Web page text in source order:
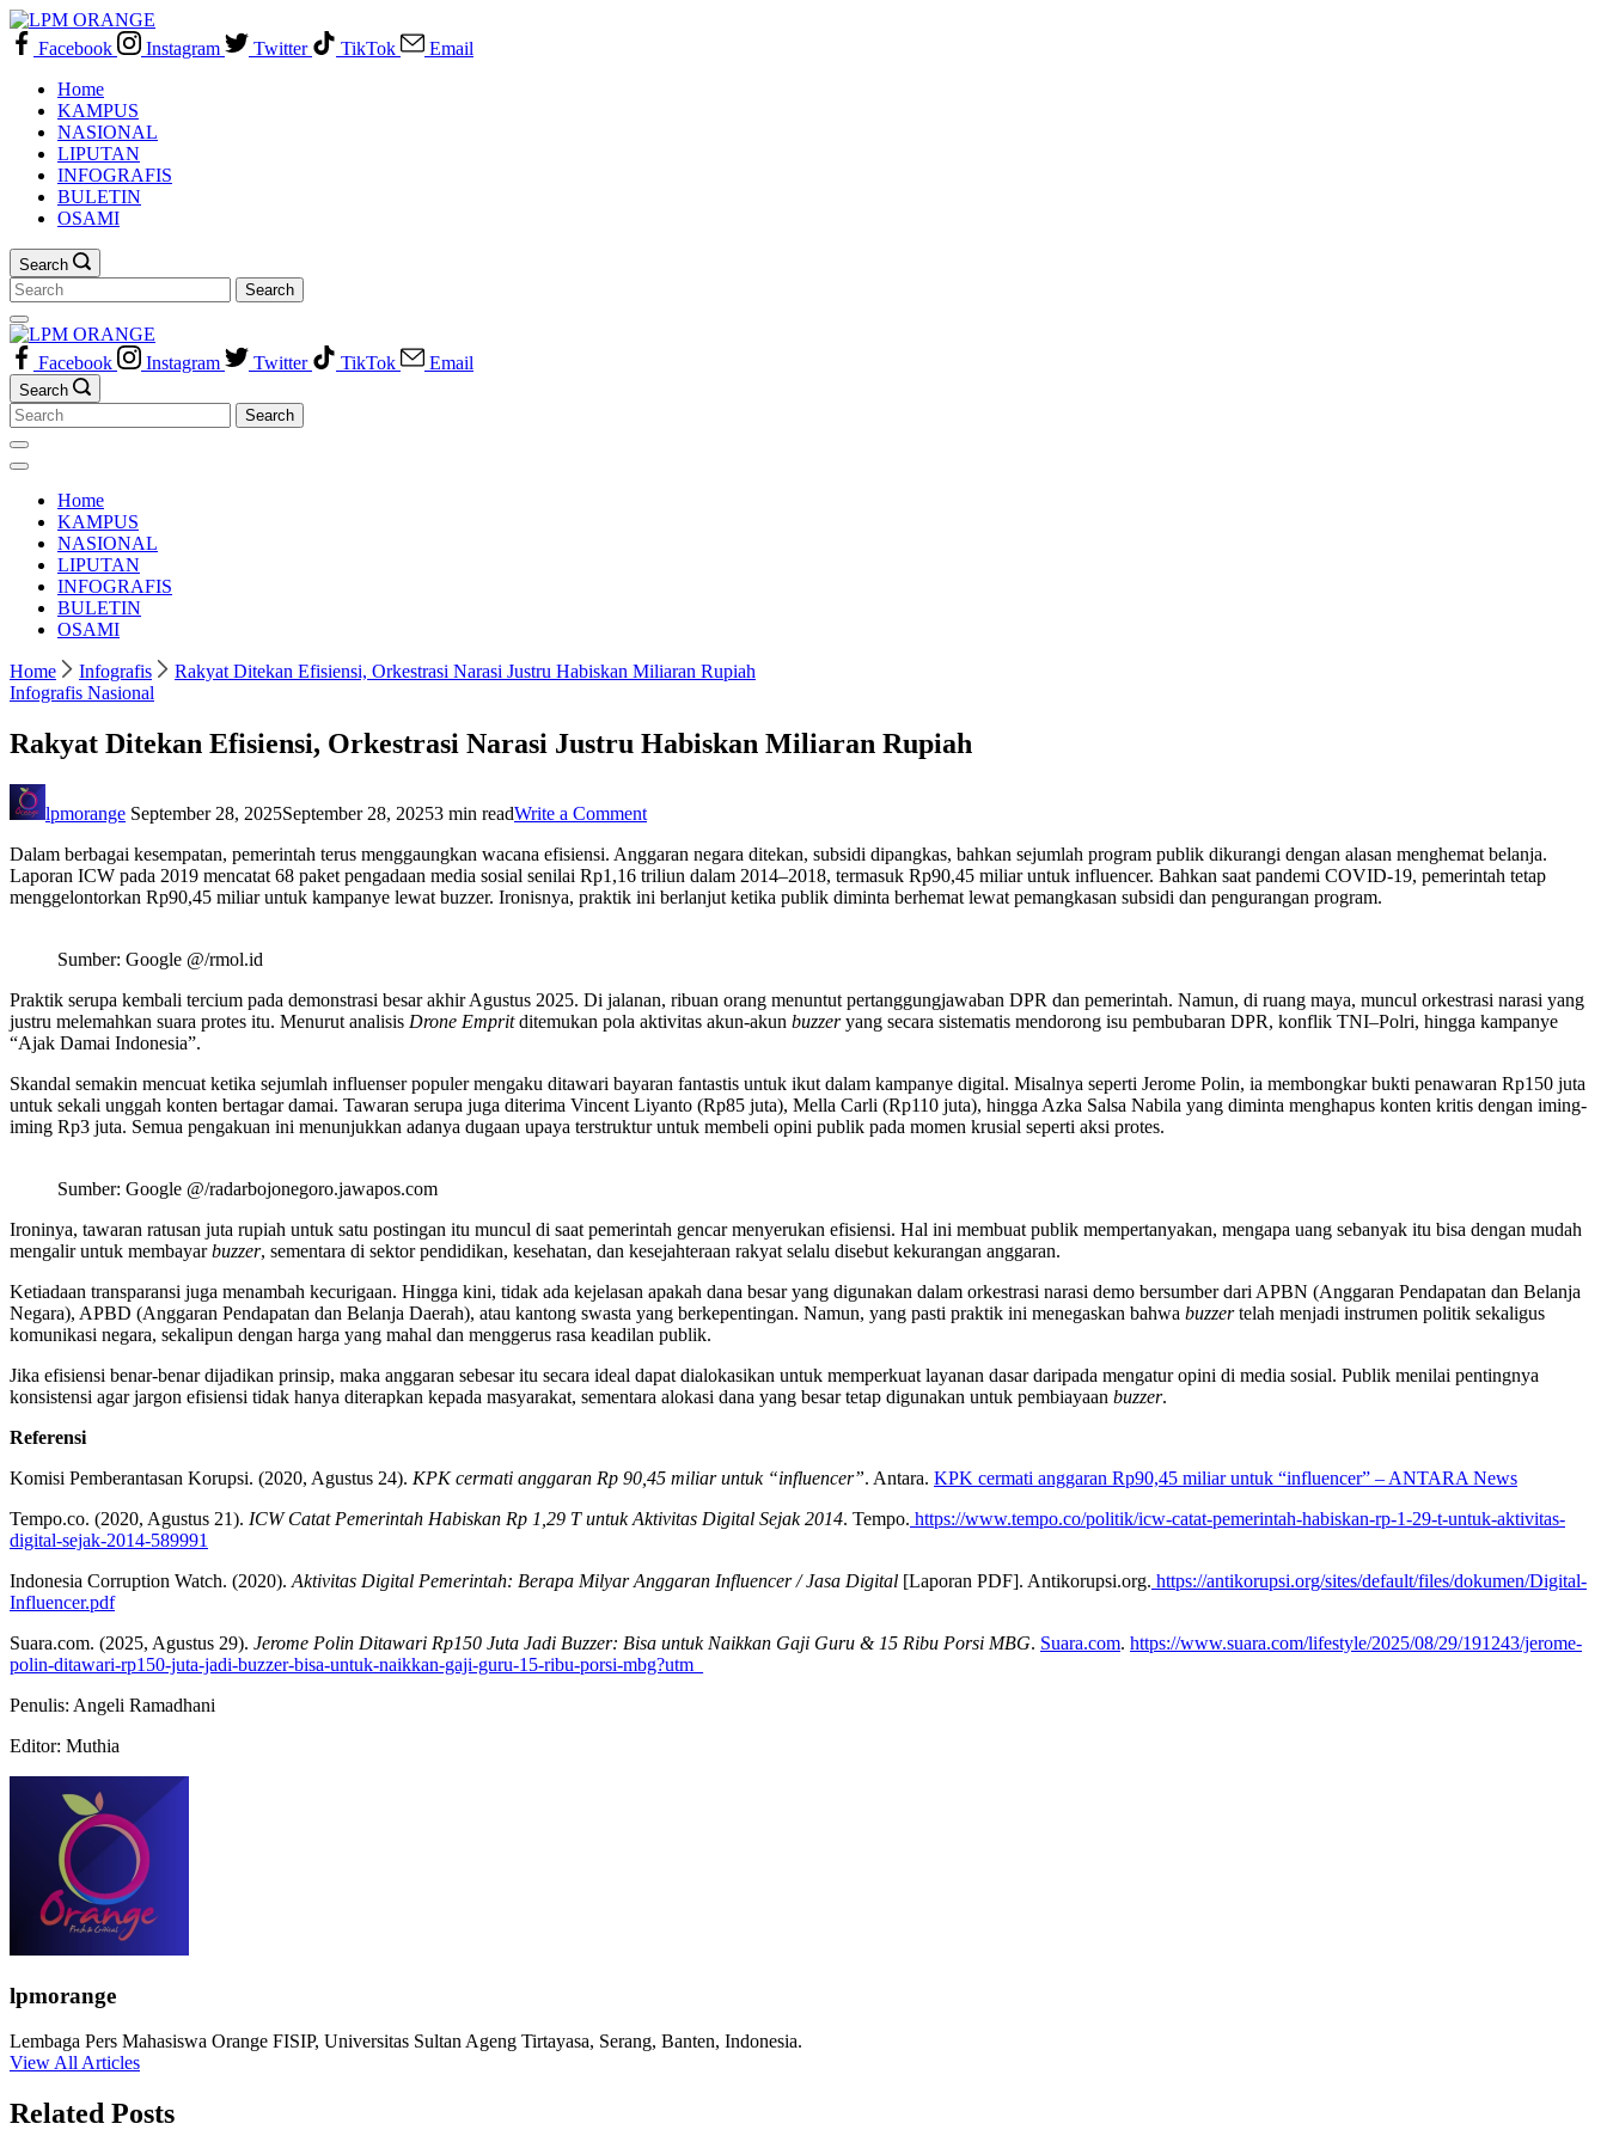
Skip
to
content
Facebook Instagram Twitter TikTok
Email
Home
KAMPUS
NASIONAL
LIPUTAN
INFOGRAFIS
BULETIN
OSAMI
Search
Search
for:
Facebook Instagram Twitter TikTok Email
Search
Search
for:
Home
KAMPUS
NASIONAL
LIPUTAN
INFOGRAFIS
BULETIN
OSAMI
Home Infografis
Rakyat Ditekan Efisiensi, Orkestrasi Narasi Justru Habiskan Miliaran Rupiah
Infografis Nasional
Rakyat Ditekan Efisiensi, Orkestrasi Narasi Justru Habiskan Miliaran Rupiah
lpmorange September 28, 2025September 28, 20253 min readWrite a CommentRakyat
Efisiensi,
Orkestrasi
Narasi
Dalam berbagai kesempatan, pemerintah terus menggaungkan wacana efisiensi. Anggaran negara ditekan, subsidi dipangkas, bahkan sejumlah program publik dikurangi dengan alasan menghemat belanja.
Laporan ICW pada 2019 mencatat 68 paket pengadaan media sosial senilai Rp1,16 triliun dalam 2014–2018, termasuk Rp90,45 miliar untuk influencer. Bahkan saat pandemi COVID-19, pemerintah tetap
menggelontorkan Rp90,45 miliar untuk kampanye lewat buzzer. Ironisnya, praktik ini berlanjut ketika publik diminta berhemat lewat pemangkasan subsidi dan pengurangan program.
Sumber: Google @/rmol.id
Praktik serupa kembali tercium pada demonstrasi besar akhir Agustus 2025. Di jalanan, ribuan orang menuntut pertanggungjawaban DPR dan pemerintah. Namun, di ruang maya, muncul orkestrasi narasi yang
justru melemahkan suara protes itu. Menurut analisis Drone Empritditemukan pola aktivitas akun-akun buzzeryang secara sistematis mendorong isu pembubaran DPR, konflik TNI–Polri, hingga kampanye
“Ajak Damai Indonesia”.
Skandal semakin mencuat ketika sejumlah influenser populer mengaku ditawari bayaran fantastis untuk ikut dalam kampanye digital. Misalnya seperti Jerome Polin, ia membongkar bukti penawaran Rp150 juta
untuk sekali unggah konten bertagar damai. Tawaran serupa juga diterima Vincent Liyanto (Rp85 juta), Mella Carli (Rp110 juta), hingga Azka Salsa Nabila yang diminta menghapus konten kritis dengan iming-
iming Rp3 juta. Semua pengakuan ini menunjukkan adanya dugaan upaya terstruktur untuk membeli opini publik pada momen krusial seperti aksi protes.
Sumber: Google @/radarbojonegoro.jawapos.com
Ironinya, tawaran ratusan juta rupiah untuk satu postingan itu muncul di saat pemerintah gencar menyerukan efisiensi. Hal ini membuat publik mempertanyakan, mengapa uang sebanyak itu bisa dengan mudah
mengalir untuk membayarbuzzer, sementara di sektor pendidikan, kesehatan, dan kesejahteraan rakyat selalu disebut kekurangan anggaran.
Ketiadaan transparansi juga menambah kecurigaan. Hingga kini, tidak ada kejelasan apakah dana besar yang digunakan dalam orkestrasi narasi demo bersumber dari APBN (Anggaran Pendapatan dan Belanja
Negara), APBD (Anggaran Pendapatan dan Belanja Daerah), atau kantong swasta yang berkepentingan. Namun, yang pasti praktik ini menegaskan bahwa buzzertelah menjadi instrumen politik sekaligus
komunikasi negara, sekalipun dengan harga yang mahal dan menggerus rasa keadilan publik.
Jika efisiensi benar-benar dijadikan prinsip, maka anggaran sebesar itu secara ideal dapat dialokasikan untuk memperkuat layanan dasar daripada mengatur opini di media sosial. Publik menilai pentingnya
konsistensi agar jargon efisiensi tidak hanya diterapkan kepada masyarakat, sementara alokasi dana yang besar tetap digunakan untuk pembiayaan buzzer.
Referensi
Komisi Pemberantasan Korupsi. (2020, Agustus 24). KPK cermati anggaran Rp 90,45 miliar untuk “influencer”. Antara. KPK cermati anggaran Rp90,45 miliar untuk “influencer” – ANTARA News
Tempo.co. (2020, Agustus 21). ICW Catat Pemerintah Habiskan Rp 1,29 T untuk Aktivitas Digital Sejak 2014. Tempo. https://www.tempo.co/politik/icw-catat-pemerintah-habiskan-rp-1-29-t-untuk-aktivitas-
digital-sejak-2014-589991
Indonesia Corruption Watch. (2020). Aktivitas Digital Pemerintah: Berapa Milyar Anggaran Influencer / Jasa Digital [Laporan PDF]. Antikorupsi.org. https://antikorupsi.org/sites/default/files/dokumen/Digital-
Influencer.pdf
Suara.com. (2025, Agustus 29). Jerome Polin Ditawari Rp150 Juta Jadi Buzzer: Bisa untuk Naikkan Gaji Guru & 15 Ribu Porsi MBG. Suara.com. https://www.suara.com/lifestyle/2025/08/29/191243/jerome-
polin-ditawari-rp150-juta-jadi-buzzer-bisa-untuk-naikkan-gaji-guru-15-ribu-porsi-mbg?utm_
Penulis: Angeli Ramadhani
Editor: Muthia
lpmorange
Lembaga Pers Mahasiswa Orange FISIP, Universitas Sultan Ageng Tirtayasa, Serang, Banten, Indonesia.
View All Articles
Related Posts